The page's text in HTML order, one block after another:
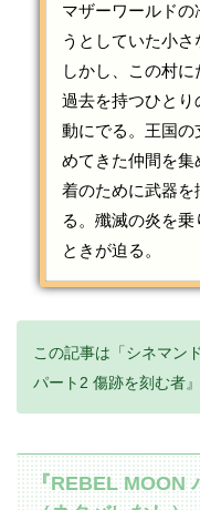
マザーワールドの
うとしていた小さ
しかし、この村
過去を持つひと
動にでる。王国の
めてきた仲間を
着のために武器を
る。殲滅の炎を
ときが迫る。
この記事は「シネマン
パート2 傷跡を刻む者』
『REBEL MOON